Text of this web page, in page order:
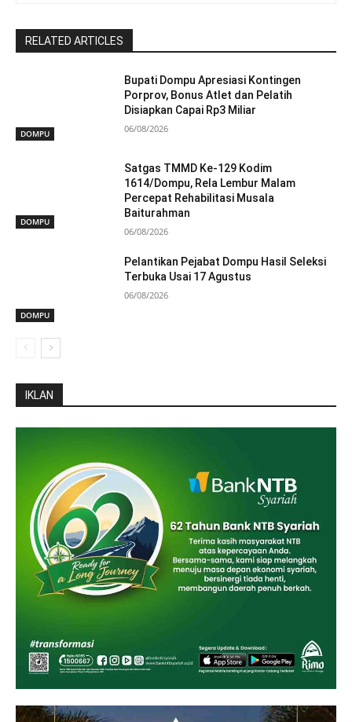
RELATED ARTICLES
DOMPU
Bupati Dompu Apresiasi Kontingen
Porprov, Bonus Atlet dan Pelatih
Disiapkan Capai Rp3 Miliar
06/08/2026
DOMPU
Satgas TMMD Ke-129 Kodim
1614/Dompu, Rela Lembur Malam
Percepat Rehabilitasi Musala
Baiturahman
06/08/2026
DOMPU
Pelantikan Pejabat Dompu Hasil Seleksi
Terbuka Usai 17 Agustus
06/08/2026
IKLAN